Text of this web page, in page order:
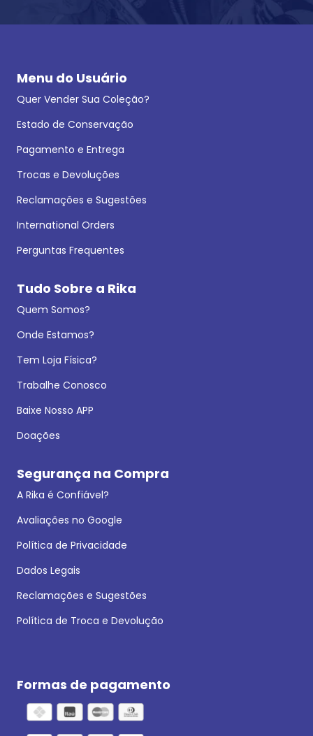
Menu do Usuário
Quer Vender Sua Coleção?
Estado de Conservação
Pagamento e Entrega
Trocas e Devoluções
Reclamações e Sugestões
International Orders
Perguntas Frequentes
Tudo Sobre a Rika
Quem Somos?
Onde Estamos?
Tem Loja Física?
Trabalhe Conosco
Baixe Nosso APP
Doações
Segurança na Compra
A Rika é Confiável?
Avaliações no Google
Política de Privacidade
Dados Legais
Reclamações e Sugestões
Política de Troca e Devolução
Formas de pagamento